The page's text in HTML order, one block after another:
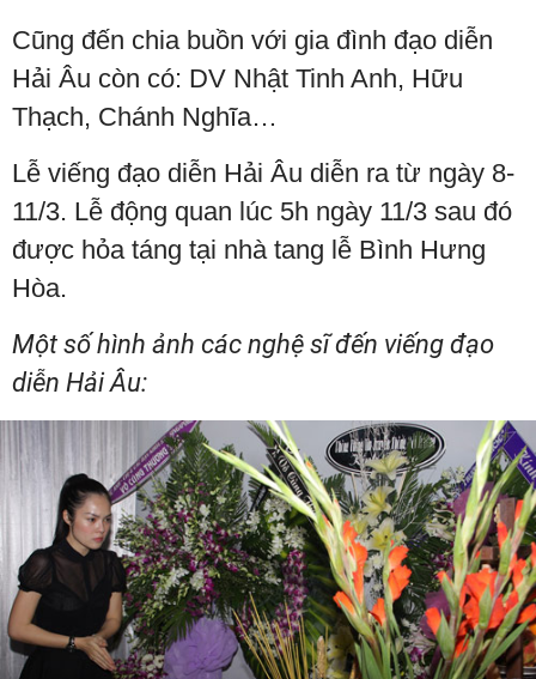
Cũng đến chia buồn với gia đình đạo diễn
Hải Âu còn có: DV Nhật Tinh Anh, Hữu
Thạch, Chánh Nghĩa…
Lễ viếng đạo diễn Hải Âu diễn ra từ ngày 8-
11/3. Lễ động quan lúc 5h ngày 11/3 sau đó
được hỏa táng tại nhà tang lễ Bình Hưng
Hòa.
Một số hình ảnh các nghệ sĩ đến viếng đạo
diễn Hải Âu: